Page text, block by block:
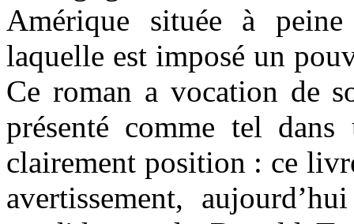
Amérique située à
laquelle est imposé un
Ce roman a vocation de
présenté comme tel
clairement position : ce
avertissement,